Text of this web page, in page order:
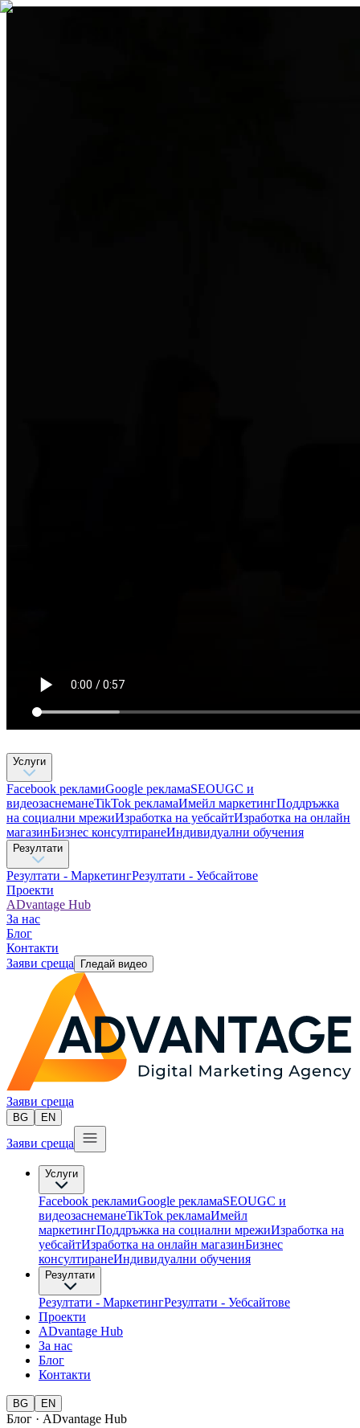
Услуги
Facebook рекламиGoogle рекламаSEOUGC и
видеозаснеманеTikTok рекламaИмейл маркетингПоддръжка
на социални мрежиИзработка на уебсайтИзработка на онлайн
магазинБизнес консултиране​Индивидуални обучения
Резултати
Резултати - МаркетингРезултати - Уебсайтове
Проекти
ADvantage Hub
За нас
Блог
Контакти
Заяви среща
Гледай видео
Заяви среща
BG EN
Заяви среща
Услуги
Facebook рекламиGoogle рекламаSEOUGC и
видеозаснеманеTikTok рекламaИмейл
маркетингПоддръжка на социални мрежиИзработка на
уебсайтИзработка на онлайн магазинБизнес
консултиране​Индивидуални обучения
Резултати
Резултати - МаркетингРезултати - Уебсайтове
Проекти
ADvantage Hub
За нас
Блог
Контакти
BG EN
Блог · ADvantage Hub